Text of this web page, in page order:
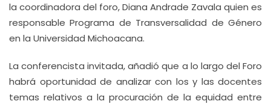
la coordinadora del foro, Diana Andrade Zavala quien es
responsable Programa de Transversalidad de Género
en la Universidad Michoacana.
La conferencista invitada, añadió que a lo largo del Foro
habrá oportunidad de analizar con los y las docentes
temas relativos a la procuración de la equidad entre